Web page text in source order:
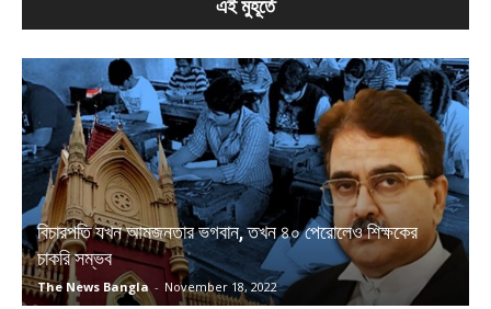
এই মুহূর্তে
বিচারপতি যখন আমজনতার ভগবান, তখন ৪০ পেরোলেও শিক্ষকের
চাকরি সম্ভব
The News Bangla - November 18, 2022